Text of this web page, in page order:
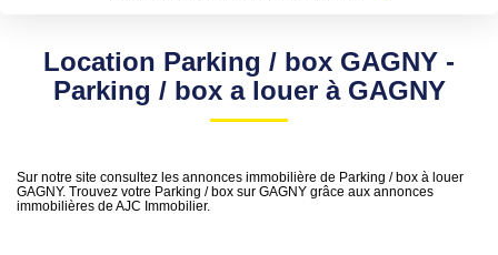
NOTRE AGENCE
Sélectionnez...
Type de bien
Surface min
Créer une alerte
Location Parking / box GAGNY -
Parking / box a louer à GAGNY
Sur notre site consultez les annonces immobilière de Parking / box à louer
GAGNY. Trouvez votre Parking / box sur GAGNY grâce aux annonces
immobilières de AJC Immobilier.